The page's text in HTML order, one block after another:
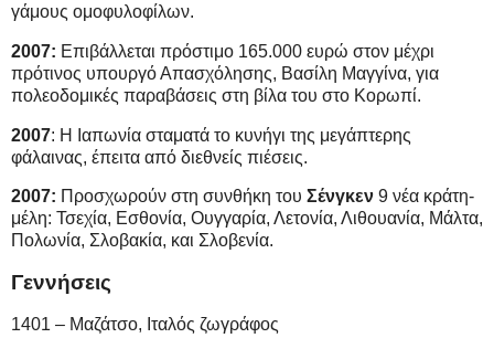
γάμους ομοφυλοφίλων.
2007: Επιβάλλεται πρόστιμο 165.000 ευρώ στον μέχρι
πρότινος υπουργό Απασχόλησης, Βασίλη Μαγγίνα, για
πολεοδομικές παραβάσεις στη βίλα του στο Κορωπί.
2007: Η Ιαπωνία σταματά το κυνήγι της μεγάπτερης
φάλαινας, έπειτα από διεθνείς πιέσεις.
2007: Προσχωρούν στη συνθήκη του Σένγκεν 9 νέα κράτη-
μέλη: Τσεχία, Εσθονία, Ουγγαρία, Λετονία, Λιθουανία, Μάλτα,
Πολωνία, Σλοβακία, και Σλοβενία.
Γεννήσεις
1401 – Μαζάτσο, Ιταλός ζωγράφος